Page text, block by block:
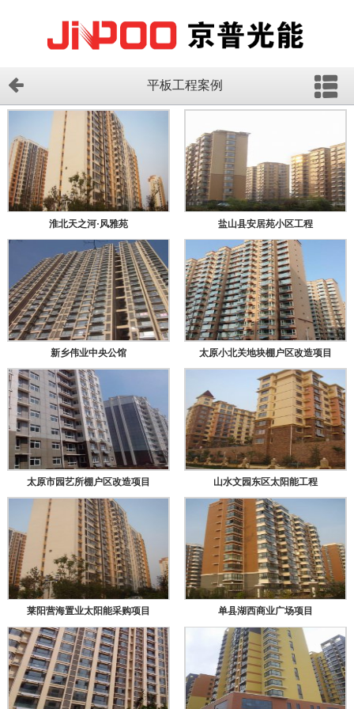
平板工程案例
淮北天之河·风雅苑 盐山县安居苑小区工程
新乡伟业中央公馆 太原小北关地块棚户区改造项目
太原市园艺所棚户区改造项目 山水文园东区太阳能工程
莱阳营海置业太阳能采购项目 单县湖西商业广场项目